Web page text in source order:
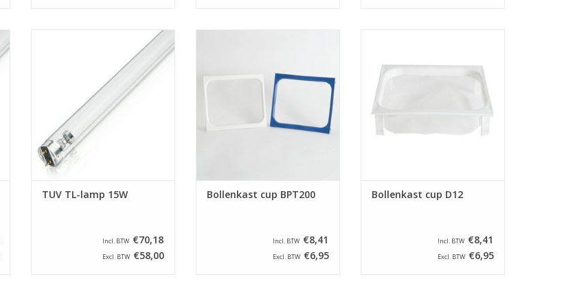
TL-lamp van 15W geschikt voor
bollenkasten en puntenkasten.
TOEVOEGEN AAN WINKELWAGEN
TUV TL-lamp 15W
Incl. BTW €70,18
Excl. BTW €58,00
TOEVOEGEN AAN WINKELWAGEN
Bollenkast cup BPT200
Incl. BTW €8,41
Excl. BTW €6,95
van Dijk.
TOEVOEGEN AAN WINKELWAGEN
Bollenkast cup D12
Incl. BTW €8,41
Excl. BTW €6,95